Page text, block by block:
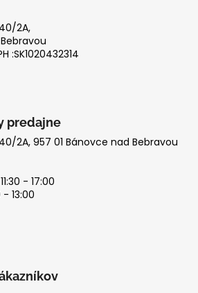
2A,
:SK1020432314
predajne
2A, 957 01 Bánovce nad Bebravou
- 17:00
- 13:00